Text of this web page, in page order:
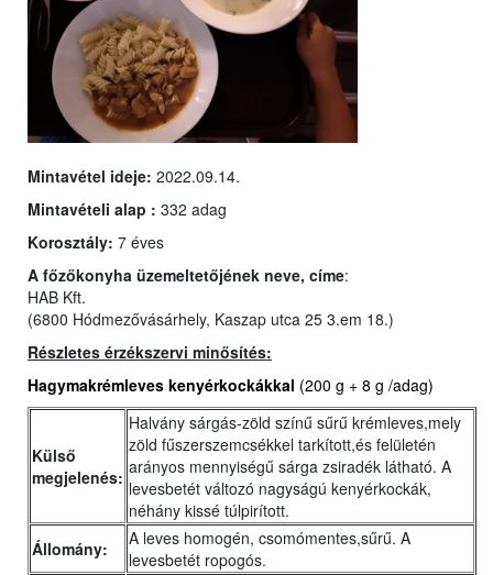
Mintavétel ideje: 2022.09.14.
Mintavételi alap : 332 adag
Korosztály: 7 éves
A főzőkonyha üzemeltetőjének neve, címe:
HAB Kft.
(6800 Hódmezővásárhely, Kaszap utca 25 3.em 18.)
Részletes érzékszervi minősítés:
Hagymakrémleves kenyérkockákkal (200 g + 8 g /adag)
Külső
megjelenés:
Halvány sárgás-zöld színű sűrű krémleves,mely
zöld fűszerszemcsékkel tarkított,és felületén
arányos mennyiségű sárga zsiradék látható. A
levesbetét változó nagyságú kenyérkockák,
néhány kissé túlpirított.
Állomány:
A leves homogén, csomómentes,sűrű. A
levesbetét ropogós.